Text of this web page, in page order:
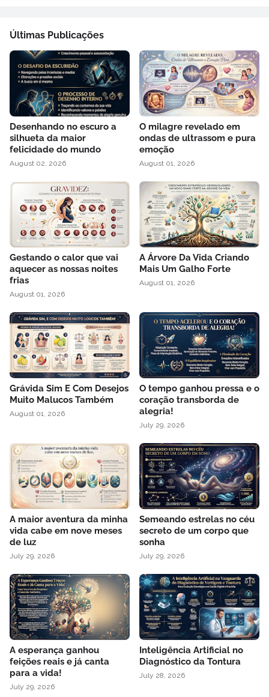
Últimas Publicações
Desenhando no escuro a
silhueta da maior
felicidade do mundo
August 02, 2026
O milagre revelado em
ondas de ultrassom e pura
emoção
August 01, 2026
Gestando o calor que vai
aquecer as nossas noites
frias
August 01, 2026
A Árvore Da Vida Criando
Mais Um Galho Forte
August 01, 2026
Grávida Sim E Com Desejos
Muito Malucos Também
August 01, 2026
O tempo ganhou pressa e o
coração transborda de
alegria!
July 29, 2026
A maior aventura da minha
vida cabe em nove meses
de luz
July 29, 2026
Semeando estrelas no céu
secreto de um corpo que
sonha
July 29, 2026
A esperança ganhou
feições reais e já canta
para a vida!
July 29, 2026
Inteligência Artificial no
Diagnóstico da Tontura
July 28, 2026